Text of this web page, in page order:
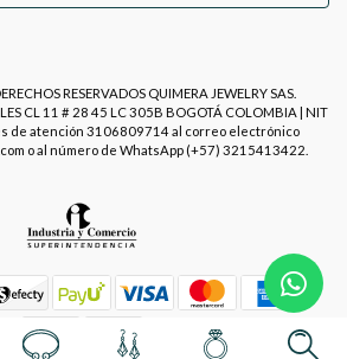
RESERVADOS QUIMERA JEWELRY SAS.
CL 11 # 28 45 LC 305B BOGOTÁ COLOMBIA | NIT
de atención 3106809714 al correo electrónico
o al número de WhatsApp (+57) 3215413422.